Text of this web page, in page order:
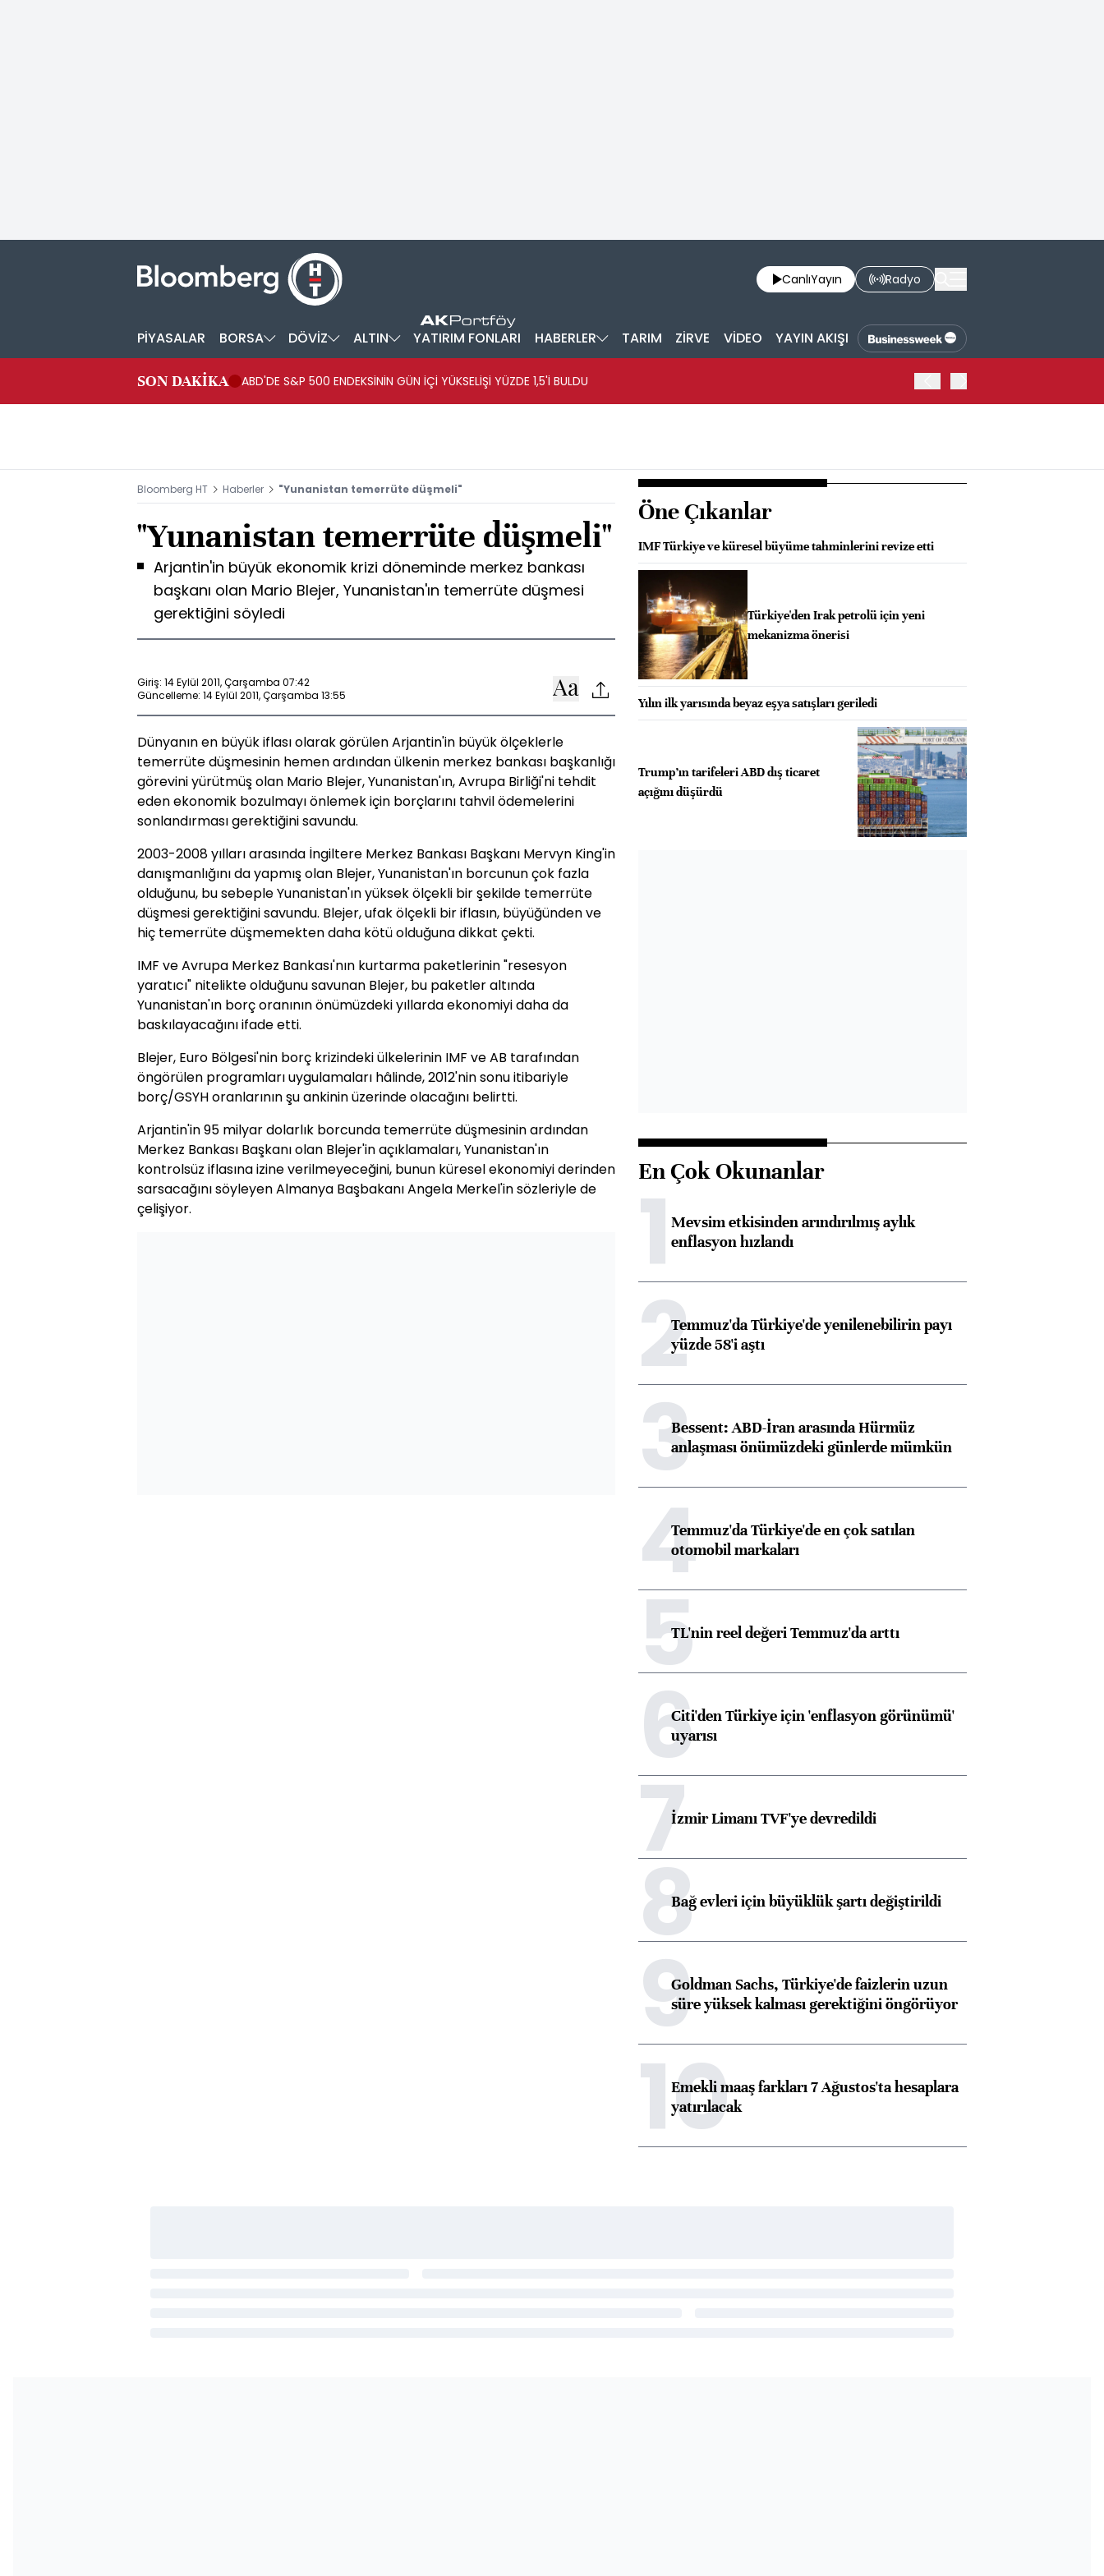
CanlıYayın Radyo
PİYASALAR BORSA DÖVİZ ALTIN YATIRIM FONLARI HABERLER TARIM ZİRVE VİDEO YAYIN AKIŞI
SON DAKİKA ABD'DE S&P 500 ENDEKSİNİN GÜN İÇİ YÜKSELİŞİ YÜZDE 1,5'İ BULDU
Bloomberg HT Haberler "Yunanistan temerrüte düşmeli"
"Yunanistan temerrüte düşmeli"
Arjantin'in büyük ekonomik krizi döneminde merkez bankası
başkanı olan Mario Blejer, Yunanistan'ın temerrüte düşmesi
gerektiğini söyledi
Giriş: 14 Eylül 2011, Çarşamba 07:42
Güncelleme: 14 Eylül 2011, Çarşamba 13:55
Dünyanın en büyük iflası olarak görülen Arjantin'in büyük ölçeklerle
temerrüte düşmesinin hemen ardından ülkenin merkez bankası başkanlığı
görevini yürütmüş olan Mario Blejer, Yunanistan'ın, Avrupa Birliği'ni tehdit
eden ekonomik bozulmayı önlemek için borçlarını tahvil ödemelerini
sonlandırması gerektiğini savundu.
2003-2008 yılları arasında İngiltere Merkez Bankası Başkanı Mervyn King'in
danışmanlığını da yapmış olan Blejer, Yunanistan'ın borcunun çok fazla
olduğunu, bu sebeple Yunanistan'ın yüksek ölçekli bir şekilde temerrüte
düşmesi gerektiğini savundu. Blejer, ufak ölçekli bir iflasın, büyüğünden ve
hiç temerrüte düşmemekten daha kötü olduğuna dikkat çekti.
IMF ve Avrupa Merkez Bankası'nın kurtarma paketlerinin "resesyon
yaratıcı" nitelikte olduğunu savunan Blejer, bu paketler altında
Yunanistan'ın borç oranının önümüzdeki yıllarda ekonomiyi daha da
baskılayacağını ifade etti.
Blejer, Euro Bölgesi'nin borç krizindeki ülkelerinin IMF ve AB tarafından
öngörülen programları uygulamaları hâlinde, 2012'nin sonu itibariyle
borç/GSYH oranlarının şu ankinin üzerinde olacağını belirtti.
Arjantin'in 95 milyar dolarlık borcunda temerrüte düşmesinin ardından
Merkez Bankası Başkanı olan Blejer'in açıklamaları, Yunanistan'ın
kontrolsüz iflasına izine verilmeyeceğini, bunun küresel ekonomiyi derinden
sarsacağını söyleyen Almanya Başbakanı Angela Merkel'in sözleriyle de
çelişiyor.
Öne Çıkanlar
IMF Türkiye ve küresel büyüme tahminlerini revize etti
Türkiye'den Irak petrolü için yeni
mekanizma önerisi
Yılın ilk yarısında beyaz eşya satışları geriledi
Trump’ın tarifeleri ABD dış ticaret
açığını düşürdü
En Çok Okunanlar
1Mevsim etkisinden arındırılmış aylık
enflasyon hızlandı
2Temmuz'da Türkiye'de yenilenebilirin payı
yüzde 58'i aştı
3Bessent: ABD-İran arasında Hürmüz
anlaşması önümüzdeki günlerde mümkün
4Temmuz'da Türkiye'de en çok satılan
otomobil markaları
5TL'nin reel değeri Temmuz'da arttı
6Citi'den Türkiye için 'enflasyon görünümü'
uyarısı
7İzmir Limanı TVF'ye devredildi
8Bağ evleri için büyüklük şartı değiştirildi
9Goldman Sachs, Türkiye'de faizlerin uzun
süre yüksek kalması gerektiğini öngörüyor
10
Emekli maaş farkları 7 Ağustos'ta hesaplara
yatırılacak